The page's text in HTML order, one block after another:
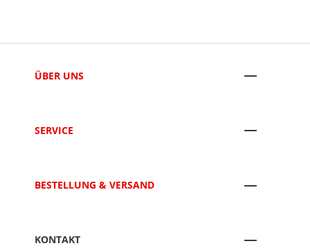
ÜBER UNS
SERVICE
BESTELLUNG & VERSAND
KONTAKT